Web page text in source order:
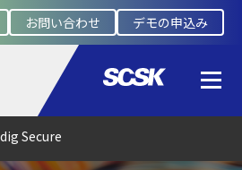
お問い合わせ デモの申込み
ログ】
GCP
ツールでは守れない？
を超える
Secure
るセキュリティの新常識